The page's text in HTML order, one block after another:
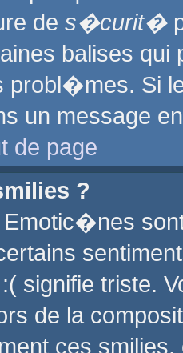
de s�curit�
balises
probl�mes. Si
un message
de page
?
Emotic�nes
signifie triste.
de la
ces